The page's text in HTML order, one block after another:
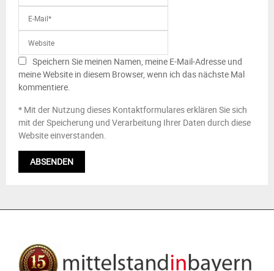
Speichern Sie meinen Namen, meine E-Mail-Adresse und
meine Website in diesem Browser, wenn ich das nächste Mal
kommentiere.
* Mit der Nutzung dieses Kontaktformulares erklären Sie sich
mit der Speicherung und Verarbeitung Ihrer Daten durch diese
Website einverstanden.